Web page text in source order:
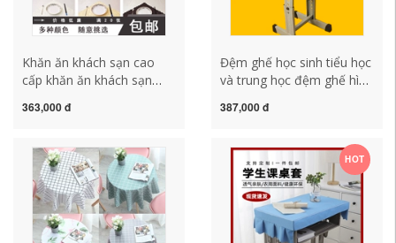
Khăn ăn khách sạn cao
cấp khăn ăn khách sạn
hàng tây phong cách châu
khăn khăn trải bàn canvas
khăn trải bàn dài
363,000 đ
Đệm ghế học sinh tiểu học
và trung học đệm ghế hình
không trơn trượt dày đệm
thể tháo rời và giặt được
khăn trải bàn caro đỏ
trang trí khăn trải bàn hình
chữ nhật
387,000 đ
HOT